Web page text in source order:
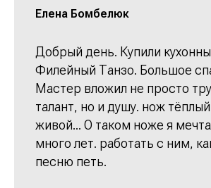
Елена Бомбелюк
Добрый день. Купили
Филейный Танзо. Большое
Мастер вложил не просто
талант, но и душу. нож
живой... О таком ноже я
много лет. работать с ним,
песню петь.